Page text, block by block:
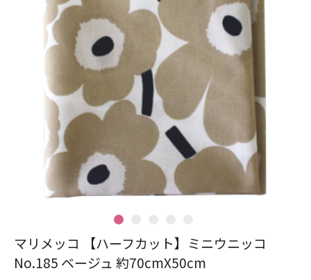
マリメッコ 【ハーフカット】ミニウニッコ
No.185 ベージュ 約70cmX50cm